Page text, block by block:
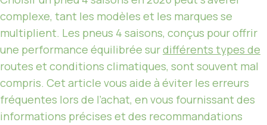
complexe, tant les modèles et les marques se
multiplient. Les pneus 4 saisons, conçus pour offrir
une performance équilibrée surdifférents types de
routes et conditions climatiques, sont souvent mal
compris. Cet article vous aide à éviter les erreurs
fréquentes lors de l’achat, en vous fournissant des
informations précises et des recommandations